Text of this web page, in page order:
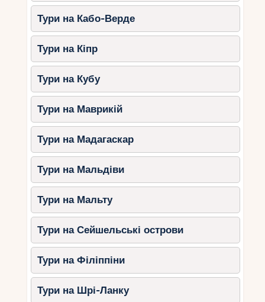
Тури на Кабо-Верде
Тури на Кіпр
Тури на Кубу
Тури на Маврикій
Тури на Мадагаскар
Тури на Мальдіви
Тури на Мальту
Тури на Сейшельські острови
Тури на Філіппіни
Тури на Шрі-Ланку